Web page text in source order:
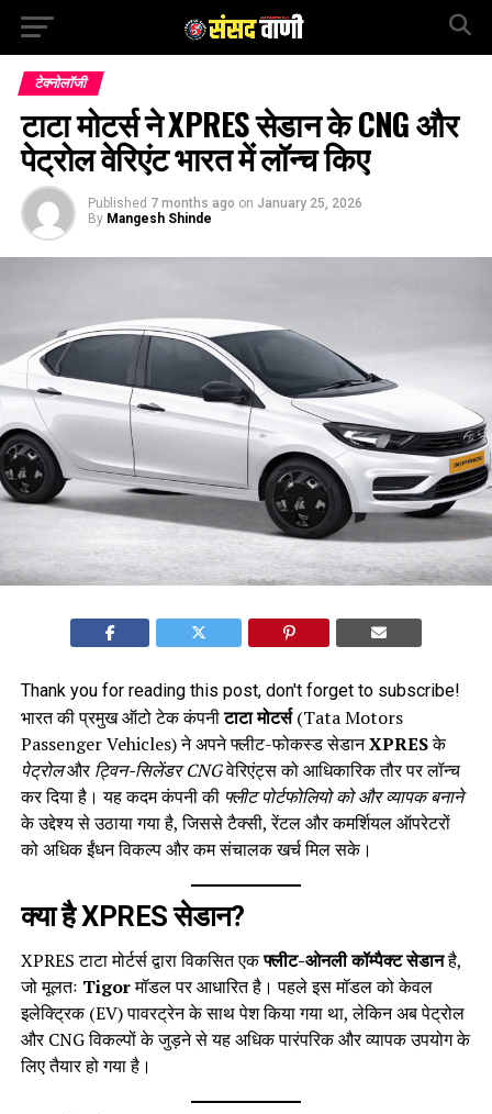
टेक्नोलॉजी
टाटा मोटर्स ने XPRES सेडान के CNG और
पेट्रोल वेरिएंट भारत में लॉन्च किए
Published 7 months ago on January 25, 2026
By Mangesh Shinde
Thank you for reading this post, don't forget to subscribe!
भारत की प्रमुख ऑटो टेक कंपनीटाटा मोटर्स(Tata Motors
Passenger Vehicles) ने अपने फ्लीट-फोकस्ड सेडानXPRESके
पेट्रोलऔरट्विन-सिलेंडर CNGवेरिएंट्स को आधिकारिक तौर पर लॉन्च
कर दिया है। यह कदम कंपनी की फ्लीट पोर्टफोलियो को और व्यापक बनाने
के उद्देश्य से उठाया गया है, जिससे टैक्सी, रेंटल और कमर्शियल ऑपरेटरों
को अधिक ईंधन विकल्प और कम संचालक खर्च मिल सके।
क्या है XPRES सेडान?
XPRES टाटा मोर्टर्स द्वारा विकसित एकफ्लीट-ओनली कॉम्पैक्ट सेडानहै,
जो मूलतः Tigorमॉडल पर आधारित है। पहले इस मॉडल को केवल
इलेक्ट्रिक (EV) पावरट्रेन के साथ पेश किया गया था, लेकिन अब पेट्रोल
और CNG विकल्पों के जुड़ने से यह अधिक पारंपरिक और व्यापक उपयोग के
लिए तैयार हो गया है।